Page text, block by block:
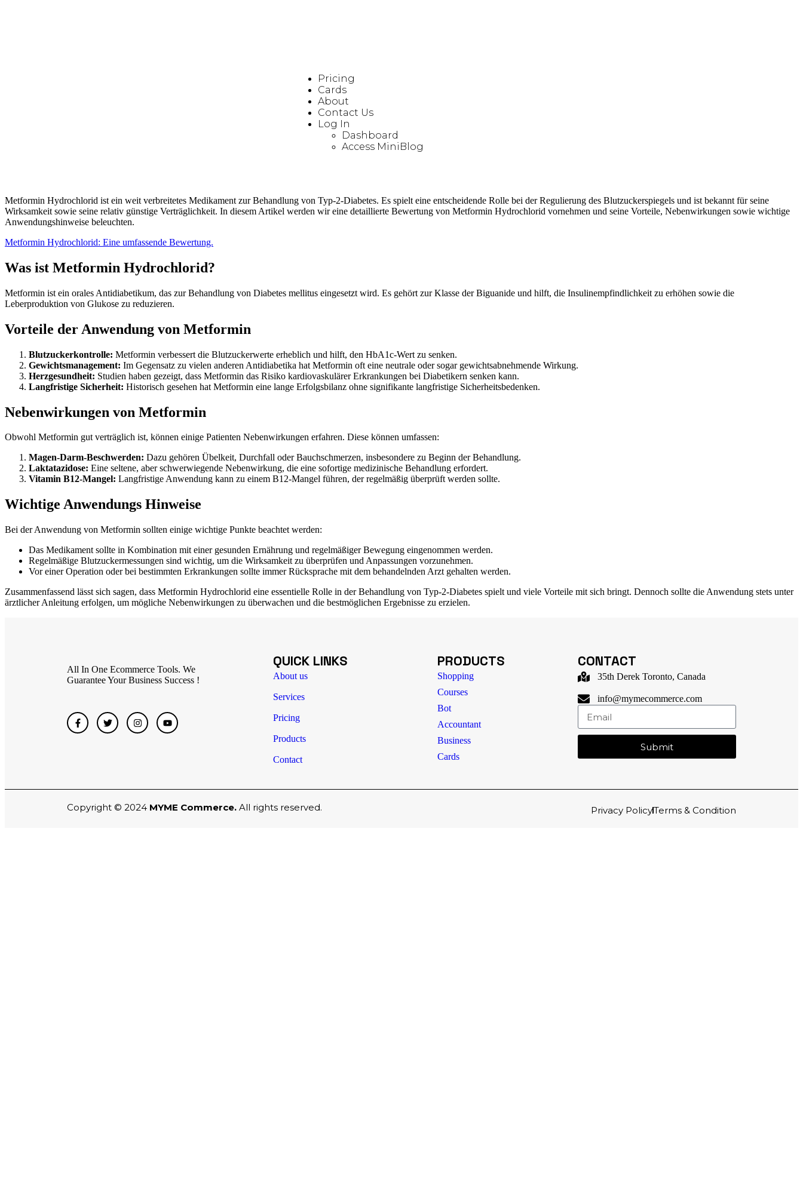
Pricing
Cards
About
Contact Us
Log In
Dashboard
Access MiniBlog
Metformin Hydrochlorid ist ein weit verbreitetes Medikament zur Behandlung von Typ-2-Diabetes. Es spielt eine entscheidende Rolle bei der Regulierung des Blutzuckerspiegels und ist bekannt für seine
Wirksamkeit sowie seine relativ günstige Verträglichkeit. In diesem Artikel werden wir eine detaillierte Bewertung von Metformin Hydrochlorid vornehmen und seine Vorteile, Nebenwirkungen sowie wichtige
Anwendungshinweise beleuchten.
Metformin Hydrochlorid: Eine umfassende Bewertung.
Was ist Metformin Hydrochlorid?
Metformin ist ein orales Antidiabetikum, das zur Behandlung von Diabetes mellitus eingesetzt wird. Es gehört zur Klasse der Biguanide und hilft, die Insulinempfindlichkeit zu erhöhen sowie die
Leberproduktion von Glukose zu reduzieren.
Vorteile der Anwendung von Metformin
Blutzuckerkontrolle: Metformin verbessert die Blutzuckerwerte erheblich und hilft, den HbA1c-Wert zu senken.
Gewichtsmanagement: Im Gegensatz zu vielen anderen Antidiabetika hat Metformin oft eine neutrale oder sogar gewichtsabnehmende Wirkung.
Herzgesundheit: Studien haben gezeigt, dass Metformin das Risiko kardiovaskulärer Erkrankungen bei Diabetikern senken kann.
Langfristige Sicherheit: Historisch gesehen hat Metformin eine lange Erfolgsbilanz ohne signifikante langfristige Sicherheitsbedenken.
Nebenwirkungen von Metformin
Obwohl Metformin gut verträglich ist, können einige Patienten Nebenwirkungen erfahren. Diese können umfassen:
Magen-Darm-Beschwerden: Dazu gehören Übelkeit, Durchfall oder Bauchschmerzen, insbesondere zu Beginn der Behandlung.
Laktatazidose: Eine seltene, aber schwerwiegende Nebenwirkung, die eine sofortige medizinische Behandlung erfordert.
Vitamin B12-Mangel: Langfristige Anwendung kann zu einem B12-Mangel führen, der regelmäßig überprüft werden sollte.
Wichtige Anwendungs Hinweise
Bei der Anwendung von Metformin sollten einige wichtige Punkte beachtet werden:
Das Medikament sollte in Kombination mit einer gesunden Ernährung und regelmäßiger Bewegung eingenommen werden.
Regelmäßige Blutzuckermessungen sind wichtig, um die Wirksamkeit zu überprüfen und Anpassungen vorzunehmen.
Vor einer Operation oder bei bestimmten Erkrankungen sollte immer Rücksprache mit dem behandelnden Arzt gehalten werden.
Zusammenfassend lässt sich sagen, dass Metformin Hydrochlorid eine essentielle Rolle in der Behandlung von Typ-2-Diabetes spielt und viele Vorteile mit sich bringt. Dennoch sollte die Anwendung stets unter
ärztlicher Anleitung erfolgen, um mögliche Nebenwirkungen zu überwachen und die bestmöglichen Ergebnisse zu erzielen.
All In One Ecommerce Tools. We
Guarantee Your Business Success !
QUICK LINKS
About us
Services
Pricing
Products
Contact
PRODUCTS
Shopping
Courses
Bot
Accountant
Business
Cards
CONTACT
35th Derek Toronto, Canada
info@mymecommerce.com
Submit
Copyright © 2024 MYME Commerce. All rights reserved. Privacy PolicyTerms & Condition